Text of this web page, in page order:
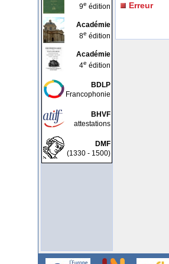
9e édition
Académie
8e édition
Académie
4e édition
BDLP
Francophonie
BHVF
attestations
DMF
(1330 - 1500)
Erreur